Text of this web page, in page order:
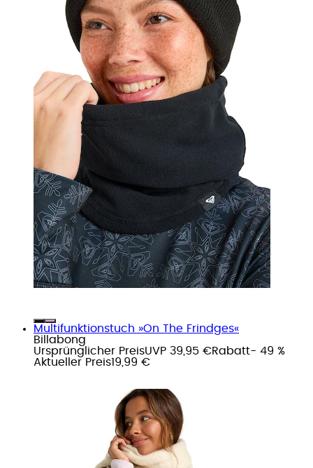
Multifunktionstuch »On The Frindges«
Billabong
Ursprünglicher PreisUVP 39,95 €Rabatt- 49 %
Aktueller Preis19,99 €